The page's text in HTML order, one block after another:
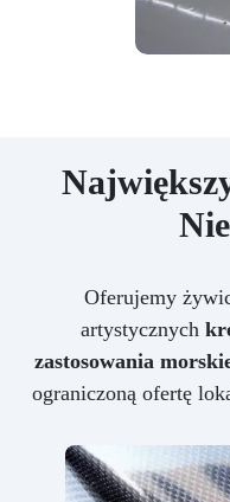
Oferujemy
artystycznych
zastosowania
ograniczoną ofertę